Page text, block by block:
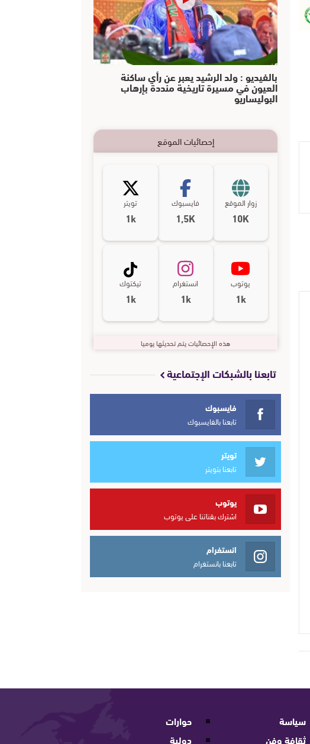
بالفيديو : ولد الرشيد يعبر عن رأي ساكنة
العيون في مسيرة تاريخية منددة بإرهاب
البوليساريو
إحصائيات الموقع
زوار الموقع
10K
فايسبوك
1,5K
تويتر
1k
يوتوب
1k
انستغرام
1k
تيكتوك
1k
هذه الإحصائيات يتم تحديثها يوميا
تابعنا بالشبكات الإجتماعية
فايسبوك
تابعنا بالفايسبوك
تويتر
تابعنا بتويتر
يوتوب
اشترك بقناتنا على يوتوب
انستغرام
تابعنا بانستغرام
سياسة
ثقافة وفن
حوارات
دولية